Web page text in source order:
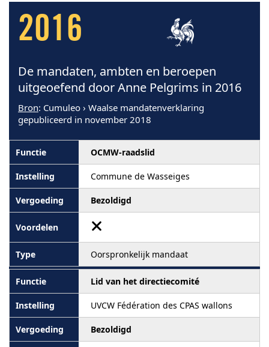
2016
De mandaten, ambten en beroepen
uitgeoefend door Anne Pelgrims in 2016
Bron: Cumuleo › Waalse mandatenverklaring
gepubliceerd in november 2018
OCMW-raadslid
Commune de Wasseiges
Bezoldigd
Oorspronkelijk mandaat
Lid van het directiecomité
UVCW Fédération des CPAS wallons
Bezoldigd